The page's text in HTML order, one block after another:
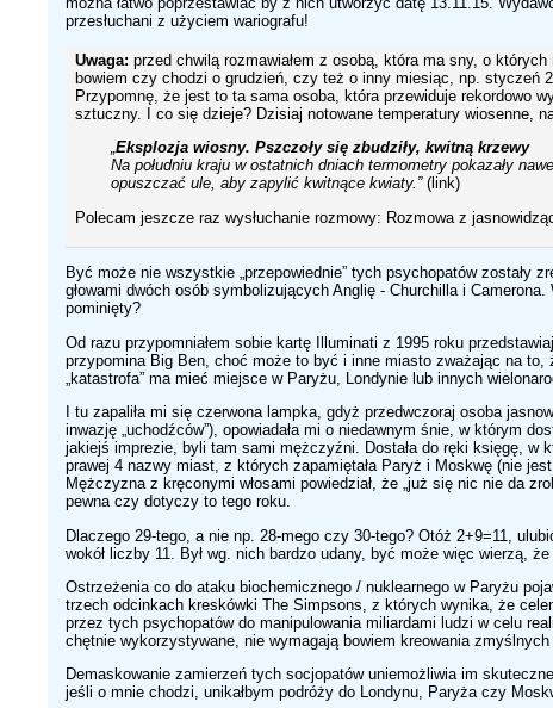
przesłuchani z użyciem wariografu!
Uwaga: przed chwilą rozmawiałem z osobą, która ma sny, o
bowiem czy chodzi o grudzień, czy też o inny miesiąc, np. styczeń
Przypomnę, że jest to ta sama osoba, która przewiduje rekordowo
sztuczny. I co się dzieje? Dzisiaj notowane temperatury wiosenne,
„Eksplozja wiosny. Pszczoły się zbudziły, kwitną krzewy
Na południu kraju w ostatnich dniach termometry pokazały
opuszczać ule, aby zapylić kwitnące kwiaty.”(link)
Polecam jeszcze raz wysłuchanie rozmowy: Rozmowa z
Być może nie wszystkie „przepowiednie” tych psychopatów zostały
głowami dwóch osób symbolizujących Anglię - Churchilla i
pominięty?
Od razu przypomniałem sobie kartę Illuminati z 1995 roku
przypomina Big Ben, choć może to być i inne miasto zważając na
„katastrofa” ma mieć miejsce w Paryżu, Londynie lub innych
I tu zapaliła mi się czerwona lampka, gdyż przedwczoraj osoba
inwazję „uchodźców”), opowiadała mi o niedawnym śnie, w którym
jakiejś imprezie, byli tam sami mężczyźni. Dostała do ręki księgę, w
prawej 4 nazwy miast, z których zapamiętała Paryż i Moskwę (nie
Mężczyzna z kręconymi włosami powiedział, że „już się nic nie da
pewna czy dotyczy to tego roku.
Dlaczego 29-tego, a nie np. 28-mego czy 30-tego? Otóż 2+9=11,
wokół liczby 11. Był wg. nich bardzo udany, być może więc wierzą,
Ostrzeżenia co do ataku biochemicznego / nuklearnego w Paryżu
trzech odcinkach kreskówki The Simpsons, z których wynika, że
przez tych psychopatów do manipulowania miliardami ludzi w celu
chętnie wykorzystywane, nie wymagają bowiem kreowania
Demaskowanie zamierzeń tych socjopatów uniemożliwia im
jeśli o mnie chodzi, unikałbym podróży do Londynu, Paryża czy